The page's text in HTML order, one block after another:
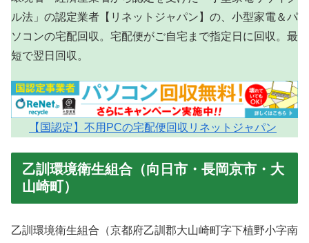
ル法」の認定業者【リネットジャパン】の、小型家電＆パ
ソコンの宅配回収。宅配便がご自宅まで指定日に回収。最
短で翌日回収。
【国認定】不用PCの宅配便回収リネットジャパン
乙訓環境衛生組合（向日市・長岡京市・大
山崎町）
乙訓環境衛生組合（京都府乙訓郡大山崎町字下植野小字南